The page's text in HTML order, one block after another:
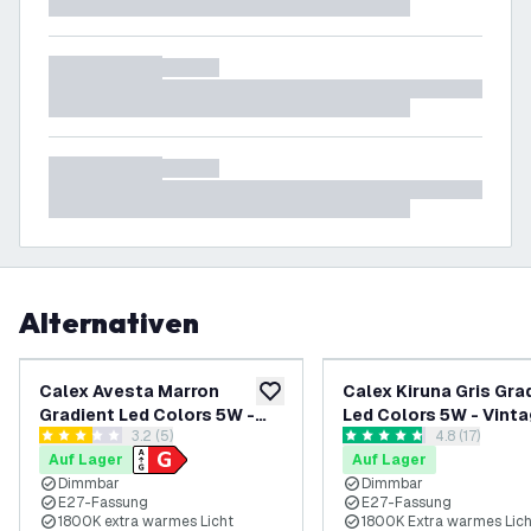
Alternativen
zur Wunschliste hinzufügen
Calex Avesta Marron
Gradient Led Colors 5W -
Vintage LampeBewertungsbereich öffnen
3.2 Bewertungssterne
3.2 (5)
Auf Lager
Dimmbar
E27-Fassung
1800K extra warmes Licht
Calex Kiruna Gris
Led Colors 5W -
Lampe
4.8 Bewertungssterne
4.8 (17)
Auf Lager
Dimmbar
E27-Fassung
1800K Extra warmes